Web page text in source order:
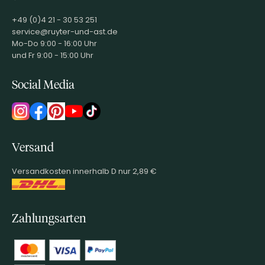
+49 (0)4 21 - 30 53 251
service@ruyter-und-ast.de
Mo-Do 9:00 - 16:00 Uhr
und Fr 9:00 - 15:00 Uhr
Social Media
Versand
Versandkosten innerhalb D nur 2,89 €
Zahlungsarten